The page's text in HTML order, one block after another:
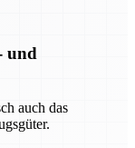
und
auch das